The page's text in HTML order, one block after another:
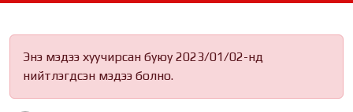
Энэ мэдээ хуучирсан буюу 2023/01/02-нд
нийтлэгдсэн мэдээ болно.